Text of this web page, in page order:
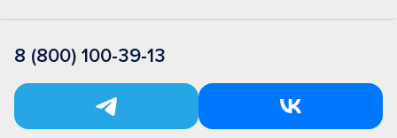
8 (800) 100-39-13